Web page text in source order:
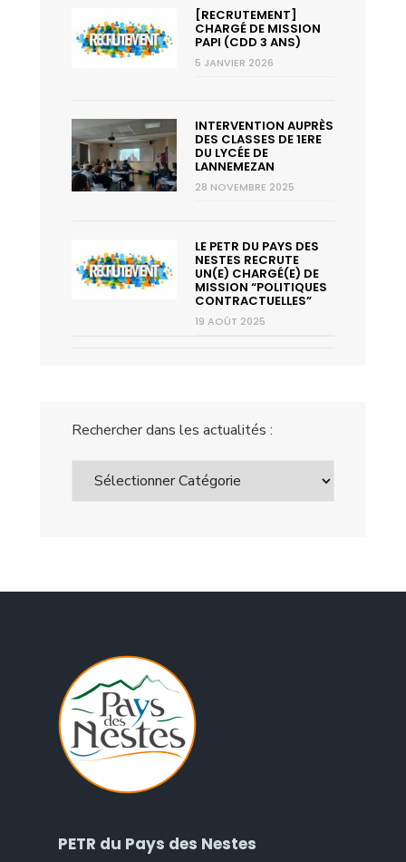
[RECRUTEMENT]
CHARGÉ DE MISSION
PAPI (CDD 3 ANS)
5 JANVIER 2026
INTERVENTION AUPRÈS
DES CLASSES DE 1ERE
DU LYCÉE DE
LANNEMEZAN
28 NOVEMBRE 2025
LE PETR DU PAYS DES
NESTES RECRUTE
UN(E) CHARGÉ(E) DE
MISSION “POLITIQUES
CONTRACTUELLES”
19 AOÛT 2025
Rechercher dans les actualités :
PETR du Pays des Nestes